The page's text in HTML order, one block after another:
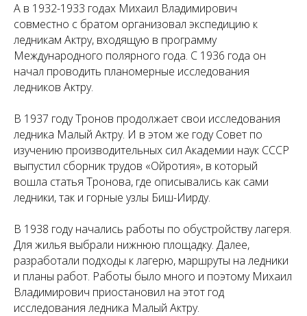
А в 1932-1933 годах Михаил Владимирович
совместно с братом организовал экспедицию к
ледникам Актру, входящую в программу
Международного полярного года. С 1936 года он
начал проводить планомерные исследования
ледников Актру.
В 1937 году Тронов продолжает свои исследования
ледника Малый Актру. И в этом же году Совет по
изучению производительных сил Академии наук СССР
выпустил сборник трудов «Ойротия», в который
вошла статья Тронова, где описывались как сами
ледники, так и горные узлы Биш-Иирду.
В 1938 году начались работы по обустройству лагеря.
Для жилья выбрали нижнюю площадку. Далее,
разработали подходы к лагерю, маршруты на ледники
и планы работ. Работы было много и поэтому Михаил
Владимирович приостановил на этот год
исследования ледника Малый Актру.